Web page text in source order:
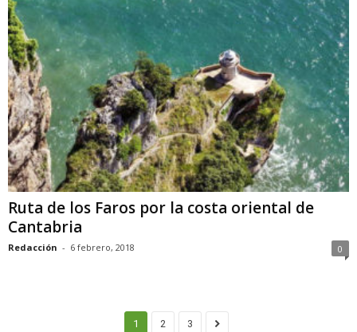
Ruta de los Faros por la costa oriental de
Cantabria
Redacción - 6 febrero, 2018 0
1 2 3